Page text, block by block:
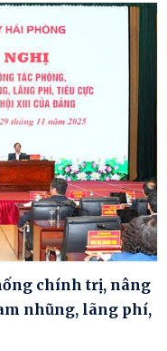
chính trị, nâng
nhũng, lãng phí,